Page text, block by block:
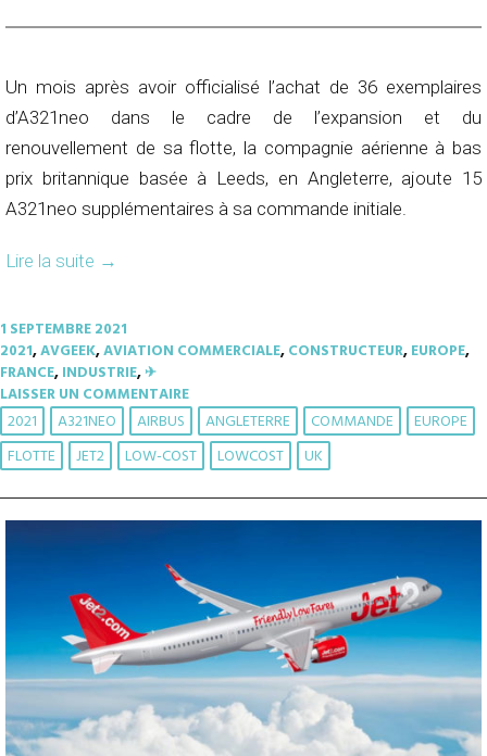
Un mois après avoir officialisé l’achat de 36 exemplaires
d’A321neo dans le cadre de l’expansion et du
renouvellement de sa flotte, la compagnie aérienne à bas
prix britannique basée à Leeds, en Angleterre, ajoute 15
A321neo supplémentaires à sa commande initiale.
Lire la suite →
1 SEPTEMBRE 2021
2021,AVGEEK,AVIATION COMMERCIALE,CONSTRUCTEUR,EUROPE,
FRANCE,INDUSTRIE,✈︎
LAISSER UN COMMENTAIRE
2021 A321NEO AIRBUS ANGLETERRE COMMANDE
EUROPE
FLOTTE
JET2 LOW-COST LOWCOST UK